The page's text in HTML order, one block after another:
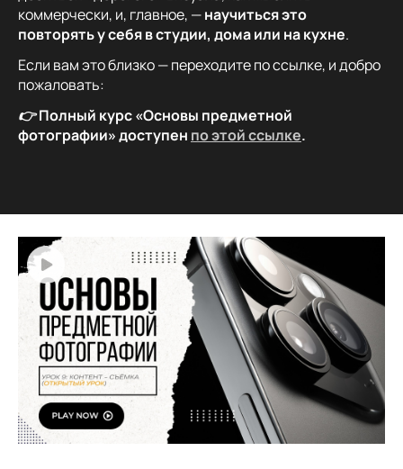
коммерчески, и, главное, —научиться это
повторять у себя в студии, дома или на кухне.
Если вам это близко — переходите по ссылке, и добро
пожаловать:
👉Полный курс «Основы предметной
фотографии» доступен по этой ссылке.